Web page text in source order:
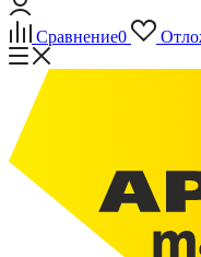
Сравнение0